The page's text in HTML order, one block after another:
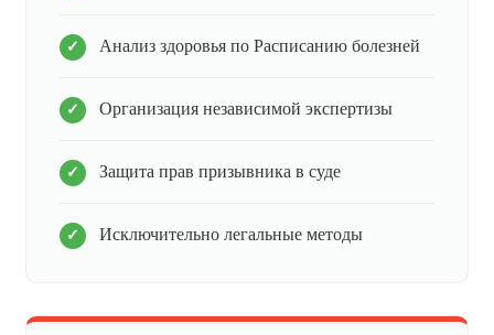
Анализ здоровья по Расписанию болезней
Организация независимой экспертизы
Защита прав призывника в суде
Исключительно легальные методы